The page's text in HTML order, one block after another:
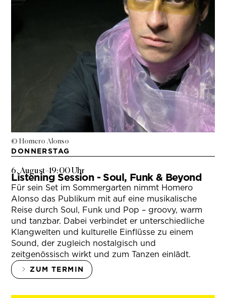
© Homero Alonso
DONNERSTAG
6. August–19:00 Uhr
Listening Session - Soul, Funk & Beyond
Für sein Set im Sommergarten nimmt Homero
Alonso das Publikum mit auf eine musikalische
Reise durch Soul, Funk und Pop – groovy, warm
und tanzbar. Dabei verbindet er unterschiedliche
Klangwelten und kulturelle Einflüsse zu einem
Sound, der zugleich nostalgisch und
zeitgenössisch wirkt und zum Tanzen einlädt.
ZUM TERMIN